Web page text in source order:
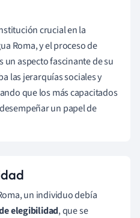
crucial en la
Roma, y el proceso de
un aspecto fascinante de su
las jerarquías sociales y
que los más capacitados
un papel de
un individuo debía
elegibilidad, que se